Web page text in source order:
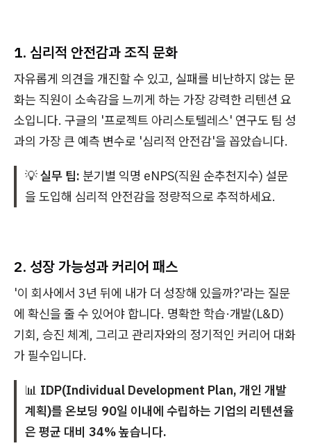
1. 심리적 안전감과 조직 문화
자유롭게 의견을 개진할 수 있고, 실패를 비난하지 않는 문
화는 직원이 소속감을 느끼게 하는 가장 강력한 리텐션 요
소입니다. 구글의 '프로젝트 아리스토텔레스' 연구도 팀 성
과의 가장 큰 예측 변수로 '심리적 안전감'을 꼽았습니다.
💡실무 팁: 분기별 익명 eNPS(직원 순추천지수) 설문
을 도입해 심리적 안전감을 정량적으로 추적하세요.
2. 성장 가능성과 커리어 패스
'이 회사에서 3년 뒤에 내가 더 성장해 있을까?'라는 질문
에 확신을 줄 수 있어야 합니다. 명확한 학습·개발(L&D)
기회, 승진 체계, 그리고 관리자와의 정기적인 커리어 대화
가 필수입니다.
📊 IDP(Individual Development Plan, 개인 개발
계획)를 온보딩 90일 이내에 수립하는 기업의 리텐션율
은 평균 대비 34% 높습니다.